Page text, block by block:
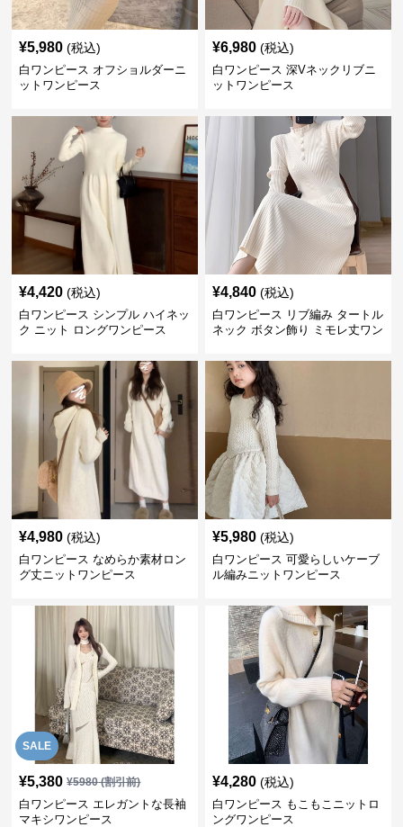
¥5,980 (税込)
白ワンピース オフショルダーニ
ットワンピース
¥6,980 (税込)
白ワンピース 深Vネックリブニ
ットワンピース
¥4,420 (税込)
白ワンピース シンプル ハイネッ
ク ニット ロングワンピース
¥4,840 (税込)
白ワンピース リブ編み タートル
ネック ボタン飾り ミモレ丈ワン
¥4,980 (税込)
白ワンピース なめらか素材ロン
グ丈ニットワンピース
¥5,980 (税込)
白ワンピース 可愛らしいケーブ
ル編みニットワンピース
SALE
¥5,380 ¥5980(割引前)
白ワンピース エレガントな長袖
マキシワンピース
¥4,280 (税込)
白ワンピース もこもこニットロ
ングワンピース